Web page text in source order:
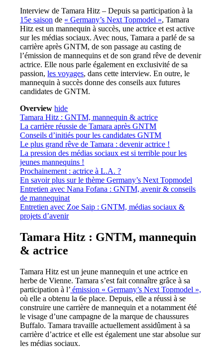
Interview de Tamara Hitz – Depuis sa participation à la
15e saison de « Germany’s Next Topmodel », Tamara
Hitz est un mannequin à succès, une actrice et est active
sur les médias sociaux. Avec nous, Tamara a parlé de sa
carrière après GNTM, de son passage au casting de
l’émission de mannequins et de son grand rêve de devenir
actrice. Elle nous parle également en exclusivité de sa
passion,les voyages, dans cette interview. En outre, le
mannequin à succès donne des conseils aux futures
candidates de GNTM.
Overview hide
Tamara Hitz : GNTM, mannequin & actrice
La carrière réussie de Tamara après GNTM
Conseils d’initiés pour les candidates GNTM
Le plus grand rêve de Tamara : devenir actrice !
La pression des médias sociaux est si terrible pour les
jeunes mannequins !
Prochainement : actrice à L.A. ?
En savoir plus sur le thème Germany’s Next Topmodel
Entretien avec Nana Fofana : GNTM, avenir & conseils
de mannequinat
Entretien avec Zoe Saip : GNTM, médias sociaux &
projets d’avenir
Tamara Hitz : GNTM, mannequin
& actrice
Tamara Hitz est un jeune mannequin et une actrice en
herbe de Vienne. Tamara s’est fait connaître grâce à sa
participation à l’ émission « Germany’s Next Topmodel »,
où elle a obtenu la 6e place. Depuis, elle a réussi à se
construire une carrière de mannequin et a notamment été
le visage d’une campagne de la marque de chaussures
Buffalo. Tamara travaille actuellement assidûment à sa
carrière d’actrice et elle est également une star absolue sur
les médias sociaux.